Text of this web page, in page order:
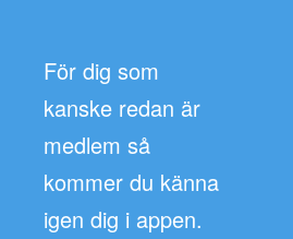
För dig som
kanske redan är
medlem så
kommer du känna
igen dig i appen.